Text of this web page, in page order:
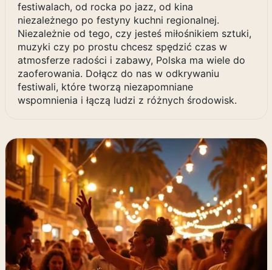
festiwalach, od rocka po jazz, od kina
niezależnego po festyny kuchni regionalnej.
Niezależnie od tego, czy jesteś miłośnikiem sztuki,
muzyki czy po prostu chcesz spędzić czas w
atmosferze radości i zabawy, Polska ma wiele do
zaoferowania. Dołącz do nas w odkrywaniu
festiwali, które tworzą niezapomniane
wspomnienia i łączą ludzi z różnych środowisk.